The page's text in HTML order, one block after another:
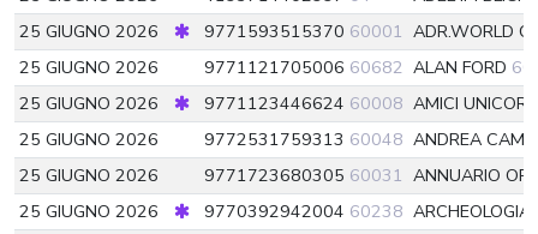
25 GIUGNO 2026
9771593515370 60001 ADR.WORLD
25 GIUGNO 2026
9771121705006 60682 ALAN FORD
25 GIUGNO 2026
9771123446624 60008 AMICI
25 GIUGNO 2026
9772531759313 60048 ANDREA
25 GIUGNO 2026
9771723680305 60031 ANNUARIO
25 GIUGNO 2026
9770392942004 60238